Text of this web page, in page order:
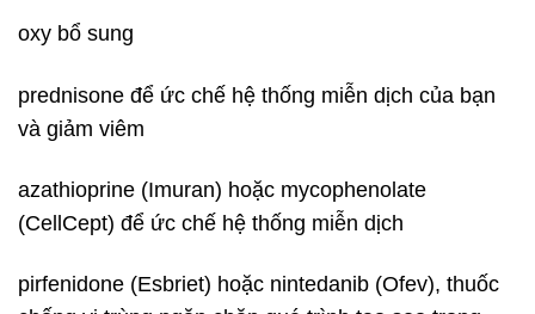
oxy bổ sung
prednisone để ức chế hệ thống miễn dịch của bạn
và giảm viêm
azathioprine (Imuran) hoặc mycophenolate
(CellCept) để ức chế hệ thống miễn dịch
pirfenidone (Esbriet) hoặc nintedanib (Ofev), thuốc